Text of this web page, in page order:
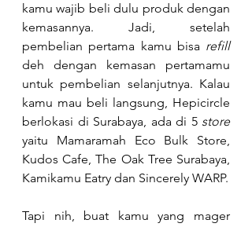
kamu wajib beli dulu produk dengan
kemasannya. Jadi, setelah
pembelian pertama kamu bisa refill
deh dengan kemasan pertamamu
untuk pembelian selanjutnya. Kalau
kamu mau beli langsung, Hepicircle
berlokasi di Surabaya, ada di 5 store
yaitu Mamaramah Eco Bulk Store,
Kudos Cafe, The Oak Tree Surabaya,
Kamikamu Eatry dan Sincerely WARP.
Tapi nih, buat kamu yang mager